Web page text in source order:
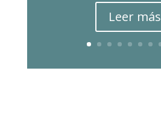
Leer más